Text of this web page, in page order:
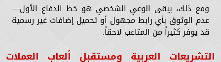
ومع ذلك، يبقى الوعي الشخصي هو خط الدفاع الأول—
عدم الوثوق بأي رابط مجهول أو تحميل إضافات غير رسمية
قد يوفر كثيراً من المتاعب لاحقاً.
التشريعات العربية ومستقبل ألعاب العملات